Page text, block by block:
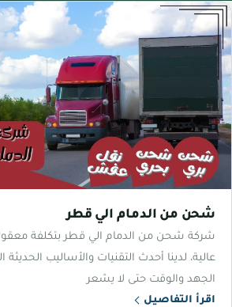
شحن من الدمام الي قطر
شركة شحن من الدمام الي قطر بتكلفة
عالية، لدينا أحدث التقنيات والأساليب الحديثة
الجهد والوقت حتى لا يشعر
اقرأ التفاصيل